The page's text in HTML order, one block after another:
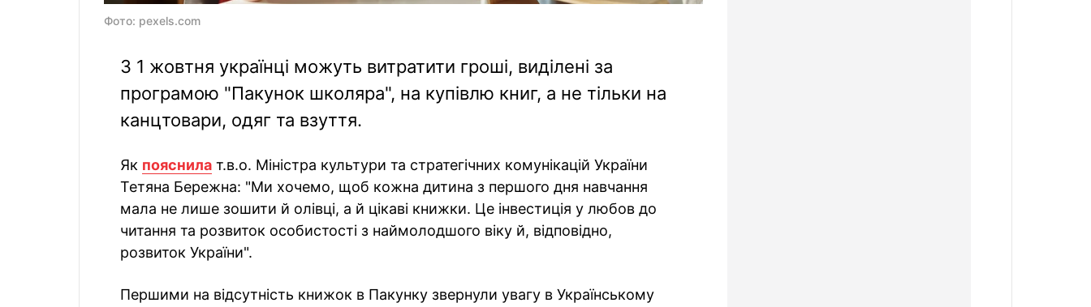
Фото: pexels.com
З 1 жовтня українці можуть витратити гроші, виділені за
програмою "Пакунок школяра", на купівлю книг, а не тільки на
канцтовари, одяг та взуття.
Як пояснила т.в.о. Міністра культури та стратегічних комунікацій України
Тетяна Бережна: "Ми хочемо, щоб кожна дитина з першого дня навчання
мала не лише зошити й олівці, а й цікаві книжки. Це інвестиція у любов до
читання та розвиток особистості з наймолодшого віку й, відповідно,
розвиток України".
Першими на відсутність книжок в Пакунку звернули увагу в Українському